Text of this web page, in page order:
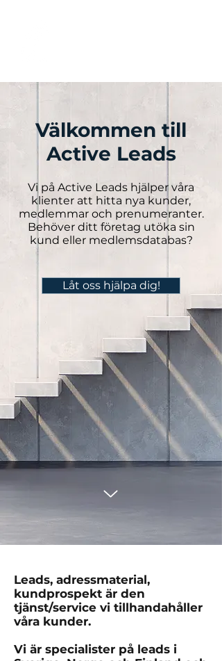
Välkommen till
Active Leads
Vi på Active Leads hjälper våra
klienter att hitta nya kunder,
medlemmar och prenumeranter.
Behöver ditt företag utöka sin
kund eller medlemsdatabas?
​Låt oss hjälpa dig!
Leads, adressmaterial,
kundprospekt är den
tjänst/service vi tillhandahåller
våra kunder.
Vi är specialister på leads i